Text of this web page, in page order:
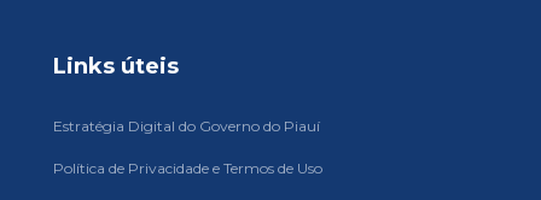
Links úteis
Estratégia Digital do Governo do Piauí
Política de Privacidade e Termos de Uso